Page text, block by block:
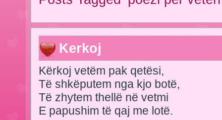
Kerkoj
Kërkoj vetëm pak qetësi,
Të shkëputem nga kjo botë,
Të zhytem thellë në vetmi
E papushim të qaj me lotë.